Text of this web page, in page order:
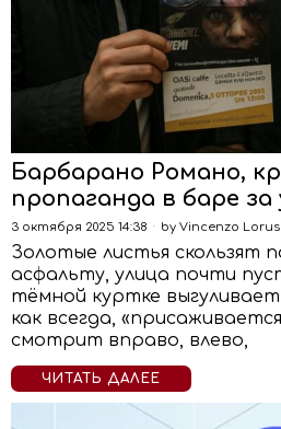
Барбарано Романо,
пропаганда в баре за
3 октября 2025 14:38 by Vincenzo
Золотые листья скользят
асфальту, улица почти
тёмной куртке
как всегда,
смотрит вправо, влево,
ЧИТАТЬ ДАЛЕЕ